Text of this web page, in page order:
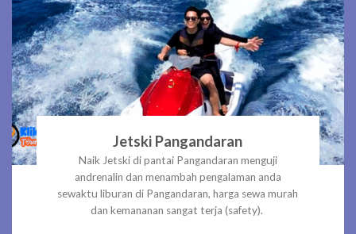
Jetski Pangandaran
Naik Jetski di pantai Pangandaran menguji
andrenalin dan menambah pengalaman anda
sewaktu liburan di Pangandaran, harga sewa murah
dan kemananan sangat terja (safety).